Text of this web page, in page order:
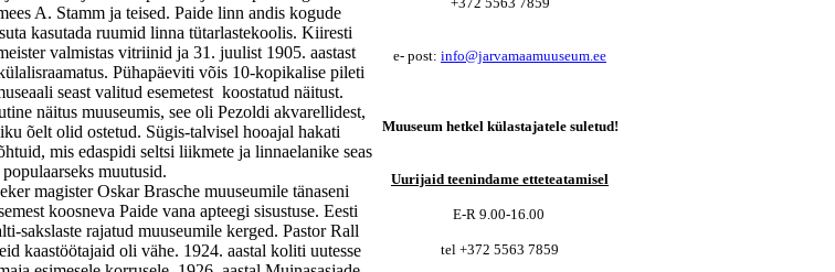
A. Stamm ja teised. Paide linn andis kogude
kasutada ruumid linna tütarlastekoolis. Kiiresti
valmistas vitriinid ja 31. juulist 1905. aastast
Pühapäeviti võis 10-kopikalise pileti
seast valitud esemetest koostatud näitust.
näitus muuseumis, see oli Pezoldi akvarellidest,
õelt olid ostetud. Sügis-talvisel hooajal hakati
mis edaspidi seltsi liikmete ja linnaelanike seas
muutusid.
magister Oskar Brasche muuseumile tänaseni
koosneva Paide vana apteegi sisustuse. Eesti
sakslaste rajatud muuseumile kerged. Pastor Rall
kaastöötajaid oli vähe. 1924. aastal koliti uutesse
e- post: info@jarvamaamuuseum.ee
Muuseum hetkel külastajatele suletud!
Uurijaid teenindame etteteatamisel
E-R 9.00-16.00
tel +372 5563 7859